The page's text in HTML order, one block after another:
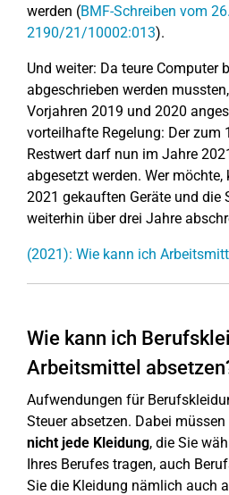
werden (BMF-Schreiben vom
2190/21/10002:013).
Und weiter: Da teure Computer
abgeschrieben werden
Vorjahren 2019 und 2020
vorteilhafte Regelung: Der zum
Restwert darf nun im Jahre
abgesetzt werden. Wer
2021 gekauften Geräte und die
weiterhin über drei Jahre
(2021): Wie kann ich
Wie kann ich
Arbeitsmittel
Aufwendungen für
Steuer absetzen. Dabei
nicht jede Kleidung, die Sie
Ihres Berufes tragen, auch
Sie die Kleidung nämlich auch